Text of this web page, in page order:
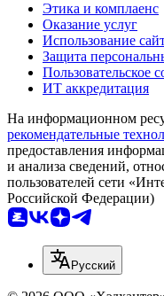
Этика и комплаенс
Оказание услуг
Использование
Защита
Пользовательское
ИТ аккредитация
На информационном
рекомендательные
предоставления
и анализа сведений,
пользователей сети
Российской Федерации)
Русский